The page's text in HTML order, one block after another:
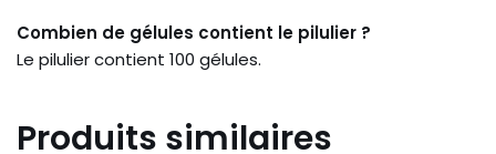
Combien de gélules contient le pilulier ?
Le pilulier contient 100 gélules.
Produits similaires